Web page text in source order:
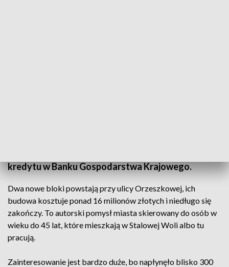
kredytu w Banku Gospodarstwa Krajowego.
Dwa nowe bloki powstają przy ulicy Orzeszkowej, ich
budowa kosztuje ponad 16 milionów złotych i niedługo się
zakończy. To autorski pomysł miasta skierowany do osób w
wieku do 45 lat, które mieszkają w Stalowej Woli albo tu
pracują.
Zainteresowanie jest bardzo duże, bo napłynęło blisko 300